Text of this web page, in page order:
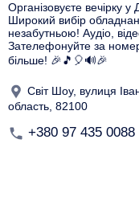
Організовуєте вечірку
Широкий вибір
незабутньою! Аудіо,
Зателефонуйте за
більше! 🎉🎵🎈🔊🎉
Світ Шоу, вулиця
область, 82100
+380 97 435 0088